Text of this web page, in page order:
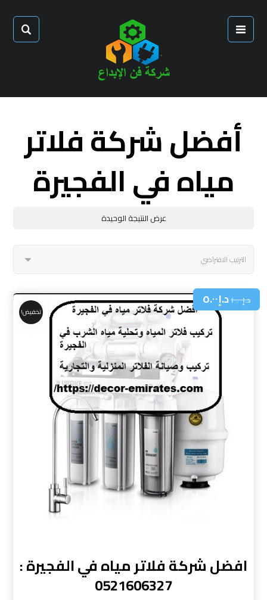
أفضل شركة فلاتر
مياه في الفجيرة
عرض النتيجة الوحيدة
افضل شركة فلاتر مياه في الفجيرة :
0521606327
د.إ١٠.٠٠د.إ٥.٠٠
تخفيض!